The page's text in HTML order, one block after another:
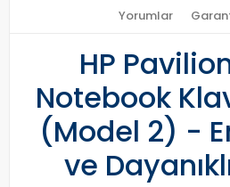
Yorumlar
HP
Notebook
(Model 2) -
ve